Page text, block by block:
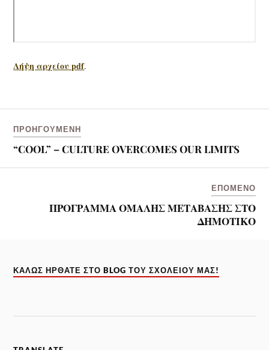
Λήψη αρχείου pdf.
ΠΡΟΗΓΟΎΜΕΝΗ
“COOL” – CULTURE OVERCOMES OUR LIMITS
ΕΠΌΜΕΝΟ
ΠΡΟΓΡΑΜΜΑ ΟΜΑΛΗΣ ΜΕΤΑΒΑΣΗΣ ΣΤΟ
ΔΗΜΟΤΙΚΟ
ΚΑΛΏΣ ΉΡΘΑΤΕ ΣΤΟ BLOG ΤΟΥ ΣΧΟΛΕΊΟΥ ΜΑΣ!